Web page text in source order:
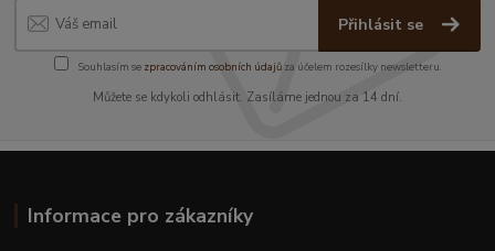
Přihlásit se
Souhlasím se zpracováním osobních údajůza účelem rozesílky newsletteru.
Můžete se kdykoli odhlásit. Zasíláme jednou za 14 dní.
Informace pro zákazníky